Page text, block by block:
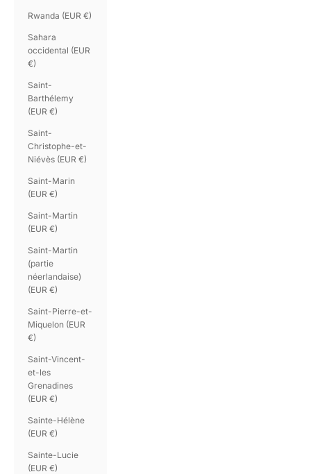
Rwanda (EUR €)
Sahara
occidental (EUR
€)
Saint-
Barthélemy
(EUR €)
Saint-
Christophe-et-
Niévès (EUR €)
Saint-Marin
(EUR €)
Saint-Martin
(EUR €)
Saint-Martin
(partie
néerlandaise)
(EUR €)
Saint-Pierre-et-
Miquelon (EUR
€)
Saint-Vincent-
et-les
Grenadines
(EUR €)
Sainte-Hélène
(EUR €)
Sainte-Lucie
(EUR €)